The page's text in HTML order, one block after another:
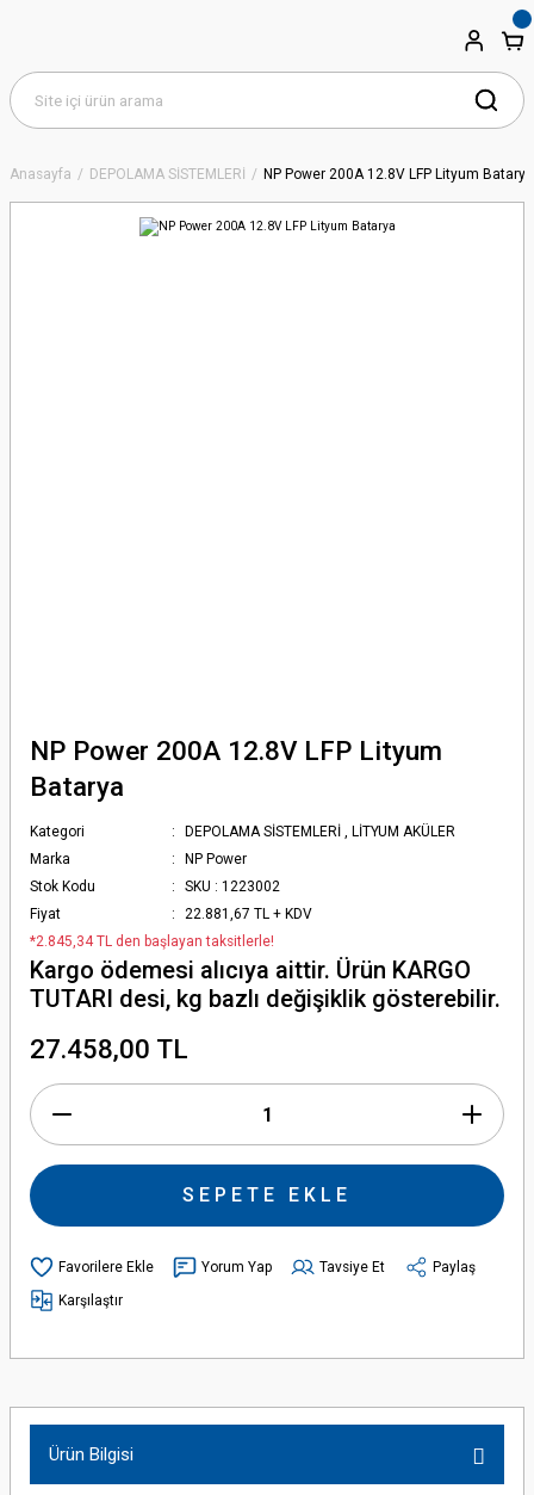
Anasayfa DEPOLAMA SİSTEMLERİ NP Power 200A 12.8V LFP Lityum Batarya
NP Power 200A 12.8V LFP Lityum
Batarya
Kategori DEPOLAMA SİSTEMLERİ , LİTYUM AKÜLER
Marka
NP Power
Stok Kodu
SKU : 1223002
Fiyat
22.881,67 TL + KDV
*2.845,34 TL den başlayan taksitlerle!
Kargo ödemesi alıcıya aittir. Ürün KARGO
TUTARI desi, kg bazlı değişiklik gösterebilir.
27.458,00 TL
SEPETE EKLE
Yorum Yap Tavsiye Et
Paylaş
Karşılaştır
Ürün Bilgisi